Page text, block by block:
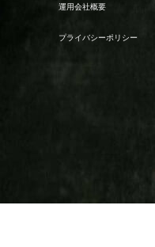
運用会社概要
プライバシーポリシー